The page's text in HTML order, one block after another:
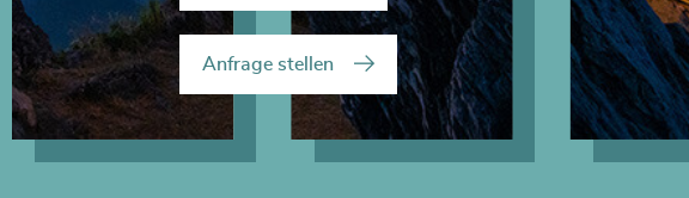
Anfrage stellen